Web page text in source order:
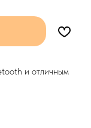
и отличным